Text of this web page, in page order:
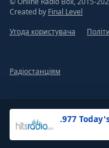
.977
Created by Final Level
Угода користувача
Радіостанціям